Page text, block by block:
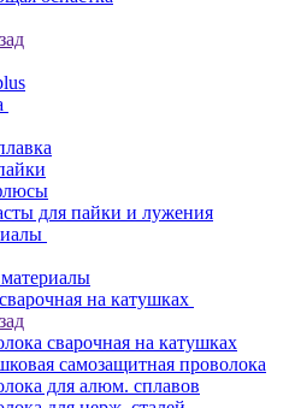
для пайки и лужения
на катушках
сварочная на катушках
самозащитная проволока
для алюм. сплавов